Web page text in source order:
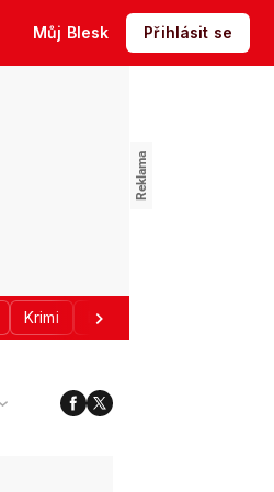
Můj Blesk Přihlásit se
Krimi Donald Trump